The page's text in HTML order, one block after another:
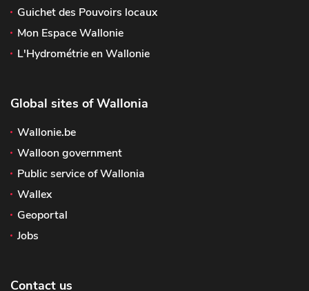
Guichet des Pouvoirs locaux
Mon Espace Wallonie
L'Hydrométrie en Wallonie
Global sites of Wallonia
Wallonie.be
Walloon government
Public service of Wallonia
Wallex
Geoportal
Jobs
Contact us